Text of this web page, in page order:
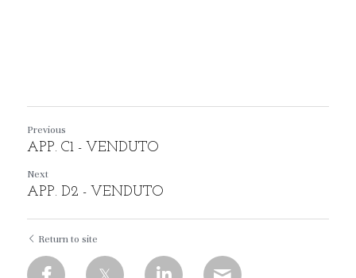
Previous
APP. C1 - VENDUTO
Next
APP. D2 - VENDUTO
Return to site